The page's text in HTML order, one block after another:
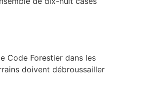
Code Forestier dans les
doivent débroussailler